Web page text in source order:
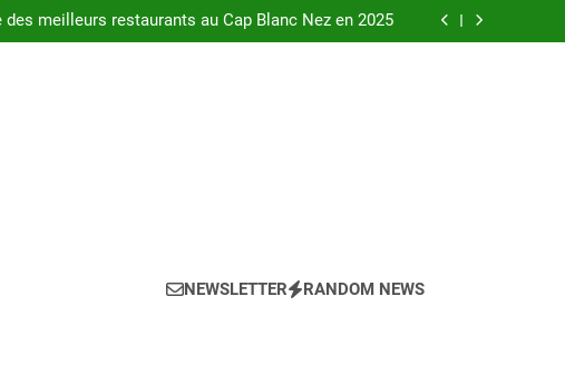
des meilleurs restaurants au Cap Blanc Nez en 2025
le porte-menu idéal pour votre restaurant en 2025 ?
NEWSLETTER RANDOM NEWS